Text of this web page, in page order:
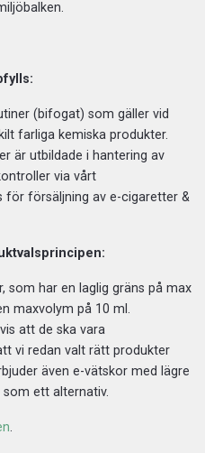
(bifogat) som gäller vid
farliga kemiska produkter.
är utbildade i hantering av
via vårt
för försäljning av e-cigaretter &
som har en laglig gräns på max
maxvolym på 10 ml.
att de ska vara
vi redan valt rätt produkter
även e-vätskor med lägre
ett alternativ.
.